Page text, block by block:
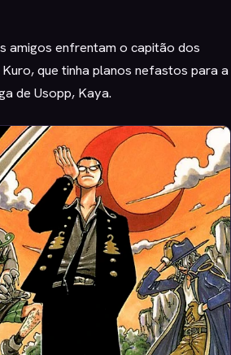
amigos enfrentam o capitão dos
que tinha planos nefastos para a
de Usopp, Kaya.